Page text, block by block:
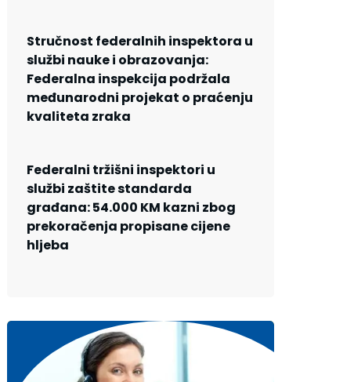
Stručnost federalnih inspektora u
službi nauke i obrazovanja:
Federalna inspekcija podržala
međunarodni projekat o praćenju
kvaliteta zraka
Federalni tržišni inspektori u
službi zaštite standarda
građana: 54.000 KM kazni zbog
prekoračenja propisane cijene
hljeba